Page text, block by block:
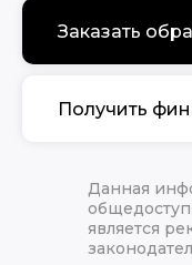
Заказать
Получить
Данная
является